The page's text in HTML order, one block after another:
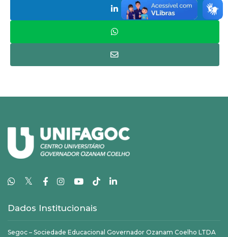
𝕏
Dados Institucionais
Segoc – Sociedade Educacional Governador Ozanam Coelho LTDA